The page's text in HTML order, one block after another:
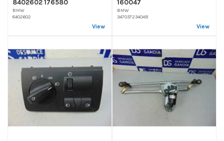
8402602 176580
BMW
8402602
View
160047
BMW
34703723404B
View